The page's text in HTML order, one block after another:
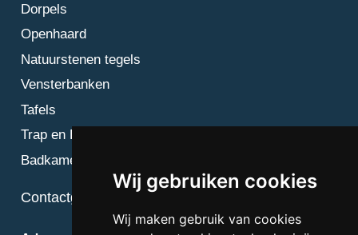
Wij gebruiken cookies
Wij maken gebruik van cookies
Dorpels
Openhaard
Natuurstenen tegels
Vensterbanken
Tafels
Trap en Bordes
Badkamer
Contactgegevens